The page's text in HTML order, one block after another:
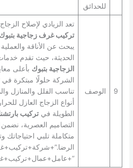
للحدائق
9 الوصف
تعد الزيادي لإصلاح
تركيب غرف زجاجية بتبوك
يبحث عن الأناقة
الحديثة، حيث تقدم
الزجاجية بتبوك بأعلى
الشركة حلولًا مبتكرة في
تناسب الفلل والمنازل
أنواع الزجاج العازل
الطويلة في تركيب
التصاميم العصرية،
متكاملة تلبي